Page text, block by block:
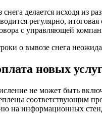
делается исходя из
регулярно,
с управляющей
о вывозе снега
новых
не может быть
соответствующим
на информационных